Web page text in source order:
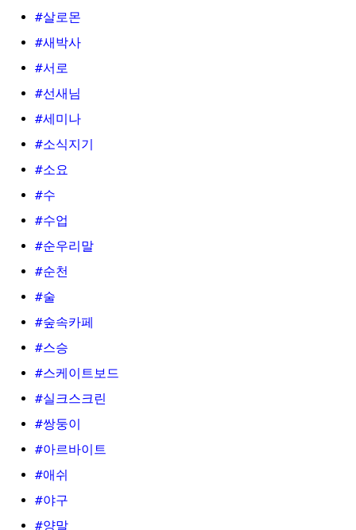
#살로몬
#새박사
#서로
#선새님
#세미나
#소식지기
#소요
#수
#수업
#순우리말
#순천
#술
#숲속카페
#스승
#스케이트보드
#실크스크린
#쌍둥이
#아르바이트
#애쉬
#야구
#양말